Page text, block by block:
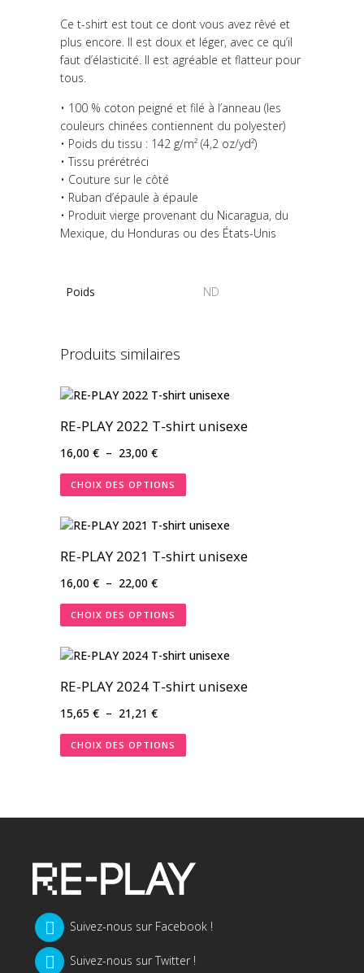
Ce t-shirt est tout ce dont vous avez rêvé et
plus encore. Il est doux et léger, avec ce qu’il
faut d’élasticité. Il est agréable et flatteur pour
tous.
• 100 % coton peigné et filé à l’anneau (les
couleurs chinées contiennent du polyester)
• Poids du tissu : 142 g/m² (4,2 oz/yd²)
• Tissu prérétréci
• Couture sur le côté
• Ruban d’épaule à épaule
• Produit vierge provenant du Nicaragua, du
Mexique, du Honduras ou des États-Unis
Poids ND
Produits similaires
RE-PLAY 2022 T-shirt unisexe
16,00 € – 23,00 €Plage
de
prix :
à
CHOIX DES OPTIONS
RE-PLAY 2021 T-shirt unisexe
16,00 € – 22,00 €Plage
de
prix :
à
CHOIX DES OPTIONS
RE-PLAY 2024 T-shirt unisexe
15,65 € – 21,21 €Plage
de
prix :
CHOIX DES OPTIONS
Suivez-nous sur Facebook !
Suivez-nous sur Twitter !